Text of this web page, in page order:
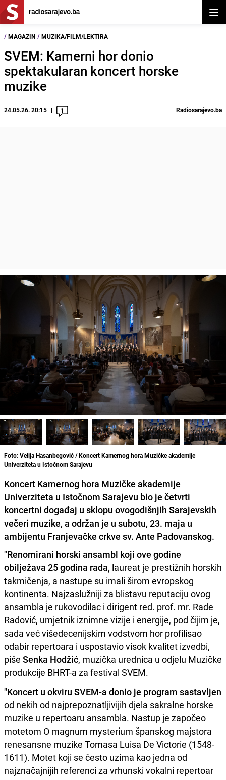
/ MAGAZIN / MUZIKA/FILM/LEKTIRA
SVEM: Kamerni hor donio
spektakularan koncert horske
muzike
24.05.26. 20:15 1 Radiosarajevo.ba
Foto: Velija Hasanbegović / Koncert Kamernog hora Muzičke akademije
Univerziteta u Istočnom Sarajevu
Koncert Kamernog hora Muzičke akademije
Univerziteta u Istočnom Sarajevu bio je četvrti
koncertni događaj u sklopu ovogodišnjih Sarajevskih
večeri muzike, a održan je u subotu, 23. maja u
ambijentu Franjevačke crkve sv. Ante Padovanskog.
"Renomirani horski ansambl koji ove godine
obilježava 25 godina rada, laureat je prestižnih horskih
takmičenja, a nastupe su imali širom evropskog
kontinenta. Najzaslužniji za blistavu reputaciju ovog
ansambla je rukovodilac i dirigent red. prof. mr. Rade
Radović, umjetnik iznimne vizije i energije, pod čijim je,
sada već višedecenijskim vodstvom hor profilisao
odabir repertoara i uspostavio visok kvalitet izvedbi,
piše Senka Hodžić, muzička urednica u odjelu Muzičke
produkcije BHRT-a za festival SVEM.
"Koncert u okviru SVEM-a donio je program sastavljen
od nekih od najprepoznatljivijih djela sakralne horske
muzike u repertoaru ansambla. Nastup je započeo
motetom O magnum mysterium španskog majstora
renesansne muzike Tomasa Luisa De Victorie (1548-
1611). Motet koji se često uzima kao jedna od
najznačajnijih referenci za vrhunski vokalni repertoar